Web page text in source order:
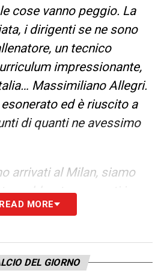
cose vanno peggio. La
i dirigenti se ne sono
un tecnico
impressionante,
Massimiliano Allegri.
ed è riuscito a
di quanti ne avessimo
arrivati al Milan, siamo
abbastanza punti in
alle
eliminando la Roma,
probabilmente
READ MORE
DEL GIORNO